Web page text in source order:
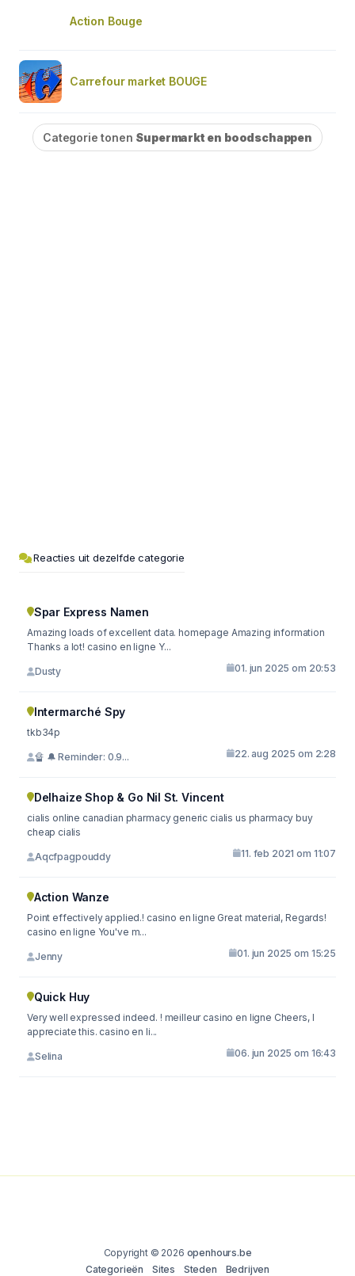
Action Bouge
Carrefour market BOUGE
Categorie tonen Supermarkt en boodschappen
Reacties uit dezelfde categorie
Spar Express Namen
Amazing loads of excellent data. homepage Amazing information
Thanks a lot! casino en ligne Y...
Dusty 01. jun 2025 om 20:53
Intermarché Spy
tkb34p
🔏 🔔 Reminder: 0.9... 22. aug 2025 om 2:28
Delhaize Shop & Go Nil St. Vincent
cialis online canadian pharmacy generic cialis us pharmacy buy
cheap cialis
Aqcfpagpouddy 11. feb 2021 om 11:07
Action Wanze
Point effectively applied.! casino en ligne Great material, Regards!
casino en ligne You've m...
Jenny 01. jun 2025 om 15:25
Quick Huy
Very well expressed indeed. ! meilleur casino en ligne Cheers, I
appreciate this. casino en li...
Selina 06. jun 2025 om 16:43
Copyright © 2026 openhours.be
Categorieën
Sites Steden
Bedrijven